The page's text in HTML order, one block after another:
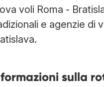
voli Roma -
e agenzie di
sulla